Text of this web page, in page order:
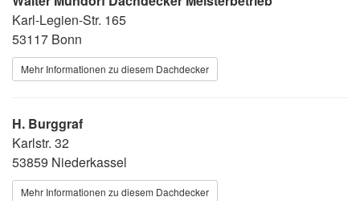
Karl-Legien-Str. 165
53117 Bonn
Mehr Informationen zu diesem Dachdecker
H. Burggraf
Karlstr. 32
53859 Niederkassel
Mehr Informationen zu diesem Dachdecker